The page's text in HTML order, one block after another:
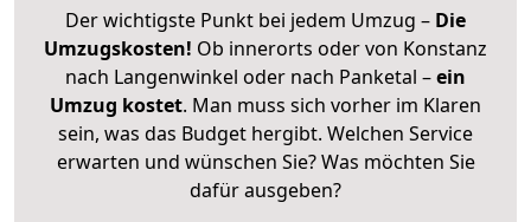
Der wichtigste Punkt bei jedem Umzug – Die
Umzugskosten! Ob innerorts oder von Konstanz
nach Langenwinkel oder nach Panketal –ein
Umzug kostet. Man muss sich vorher im Klaren
sein, was das Budget hergibt. Welchen Service
erwarten und wünschen Sie? Was möchten Sie
dafür ausgeben?